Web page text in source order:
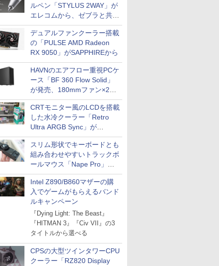
ルペン「STYLUS 2WAY」が
エレコムから、ゼブラと共同
開発
デュアルファンクーラー搭載
の「PULSE AMD Radeon
RX 9050」がSAPPHIREから
HAVNのエアフロー重視PCケ
ース「BF 360 Flow Solid」
が発売、180mmファン×2搭
載
CRTモニター風のLCDを搭載
した水冷クーラー「Retro
Ultra ARGB Sync」が
Thermaltakeから
スリム形状でキーボードとも
組み合わせやすいトラックボ
ールマウス「Nape Pro」が
Keychronから
Intel Z890/B860マザーの購
入でゲームがもらえるバンド
ルキャンペーン
『Dying Light: The Beast』
『HITMAN 3』『Civ VII』の3
タイトルから選べる
CPSの大型ツインタワーCPU
クーラー「RZ820 Display